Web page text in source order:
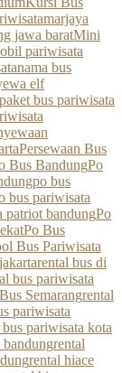
marjaya
jawa baratMini
pariwisata
nama bus
elf
paket bus pariwisata
Persewaan Bus
Bus BandungPo
po bus
bus pariwisata
patriot bandungPo
Po Bus
Bus Pariwisata
rental bus di
bus pariwisata
Semarangrental
pariwisata
pariwisata kota
bandungrental
rental hiace